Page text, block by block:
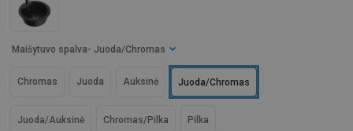
Maišytuvo spalva - Juoda/Chromas
Juoda
Pilka
Chromas Auksinė
Chromas/Pilka
Juoda/Chromas
Juoda/Auksinė